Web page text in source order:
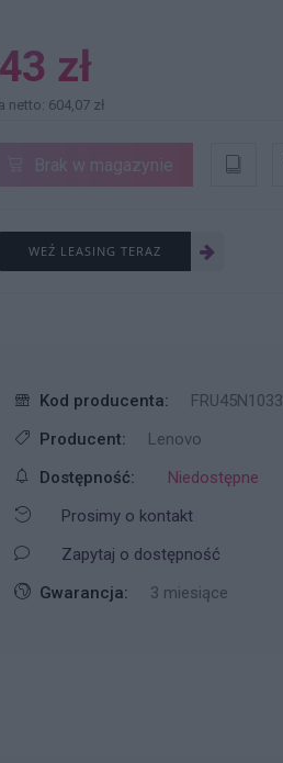
zł
netto: 604,07 zł
Brak w magazynie
WEŹ LEASING TERAZ
Kod producenta:
FRU45N1033
Producent:
Lenovo
Dostępność:
Niedostępne
Prosimy o kontakt
Zapytaj o dostępność
Gwarancja:
3 miesiące